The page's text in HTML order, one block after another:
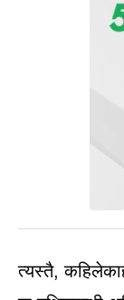
त्यस्तै,